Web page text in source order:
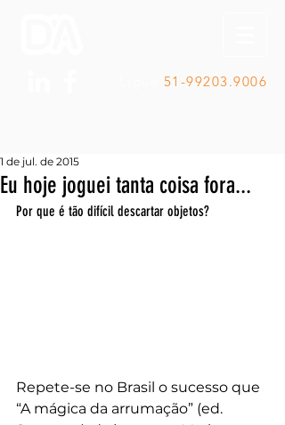
51-99203.9006
Eu hoje joguei tanta coisa fora...
1 de jul. de 2015
Por que é tão difícil descartar objetos?
Repete-se no Brasil o sucesso que
“A mágica da arrumação” (ed.